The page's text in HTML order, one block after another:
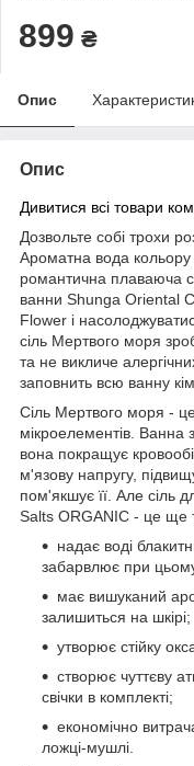
899 ₴
Опис
Опис
Дивитися всі товари
Дозвольте собі трохи
Ароматна вода кольору
романтична плаваюча
ванни Shunga Oriental
Flower і
сіль Мертвого моря
та не викличе
заповнить всю ванну
Сіль Мертвого моря - це
мікроелементів. Ванна
вона покращує
м'язову напругу,
пом'якшує її. Але сіль
Salts ORGANIC - це ще
надає воді
забарвлює при
має вишуканий
залишиться на шкірі;
утворює стійку
створює чуттєву
свічки в комплекті;
економічно
ложці-мушлі.